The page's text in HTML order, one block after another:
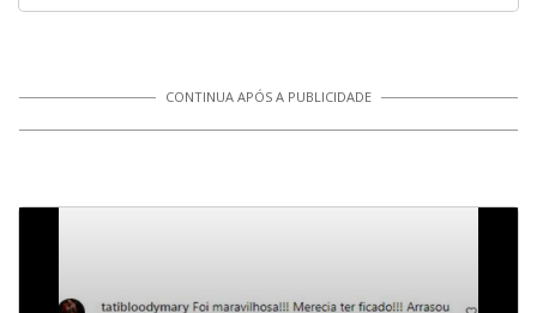
CONTINUA APÓS A PUBLICIDADE